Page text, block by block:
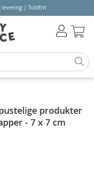
levering | Toldfrit
produkter
- 7 x 7 cm